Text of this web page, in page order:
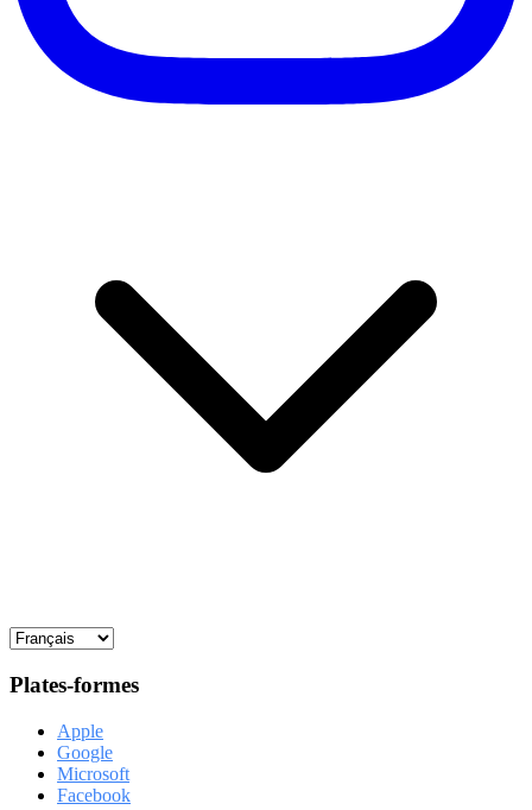
Plates-formes
Apple
Google
Microsoft
Facebook